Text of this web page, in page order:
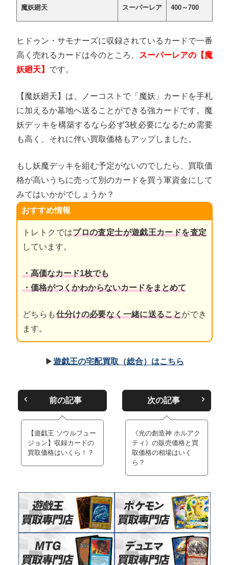
魔妖廻天 スーパーレア 400～700
ヒドゥン・サモナーズに収録されているカードで一番
高く売れるカードは今のところ、
スーパーレアの【魔
妖廻天】 です。
【魔妖廻天】は、ノーコストで「魔妖」カードを手札
に加えるか墓地へ送ることができる強カードです。魔
妖デッキを構築するなら必ず3枚必要になるため需要
も高く、それに伴い買取価格もアップしました。
もし妖魔デッキを組む予定がないのでしたら、買取価
格が高いうちに売って別のカードを買う軍資金にして
みてはいかがでしょうか？
おすすめ情報
トレトクではプロの査定士が遊戯王カードを査定
しています。
・高価なカード1枚でも
・価格がつくかわからないカードをまとめて
どちらも仕分けの必要なく一緒に送ることができ
ます。
▶遊戯王の宅配買取（総合）はこちら
前の記事
【遊戯王 ソウルフュー
ジョン】収録カードの
買取価格はいくら！？
次の記事
《光の創造神 ホルアク
ティ》の販売価格と買
取価格の相場はいく
ら？